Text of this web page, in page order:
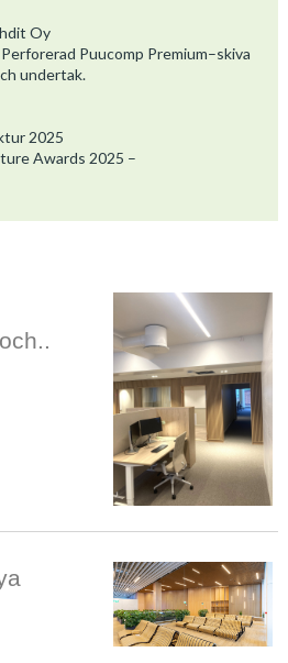
Oy
Puucomp Premium–skiva
undertak.
2025
Awards 2025 –